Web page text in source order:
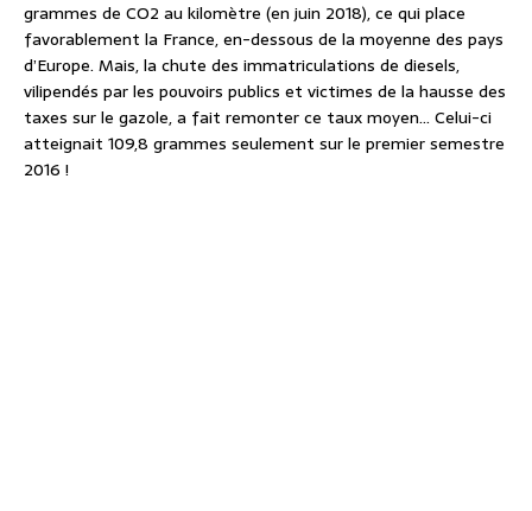
grammes de CO2 au kilomètre (en juin 2018), ce qui place
favorablement la France, en-dessous de la moyenne des pays
d’Europe. Mais, la chute des immatriculations de diesels,
vilipendés par les pouvoirs publics et victimes de la hausse des
taxes sur le gazole, a fait remonter ce taux moyen… Celui-ci
atteignait 109,8 grammes seulement sur le premier semestre
2016 !